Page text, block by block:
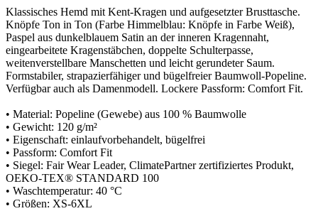
Klassisches Hemd mit Kent-Kragen und aufgesetzter Brusttasche.
Knöpfe Ton in Ton (Farbe Himmelblau: Knöpfe in Farbe Weiß),
Paspel aus dunkelblauem Satin an der inneren Kragennaht,
eingearbeitete Kragenstäbchen, doppelte Schulterpasse,
weitenverstellbare Manschetten und leicht gerundeter Saum.
Formstabiler, strapazierfähiger und bügelfreier Baumwoll-Popeline.
Verfügbar auch als Damenmodell. Lockere Passform: Comfort Fit.
• Material: Popeline (Gewebe) aus 100 % Baumwolle
• Gewicht: 120 g/m²
• Eigenschaft: einlaufvorbehandelt, bügelfrei
• Passform: Comfort Fit
• Siegel: Fair Wear Leader, ClimatePartner zertifiziertes Produkt,
OEKO-TEX® STANDARD 100
• Waschtemperatur: 40 °C
• Größen: XS-6XL